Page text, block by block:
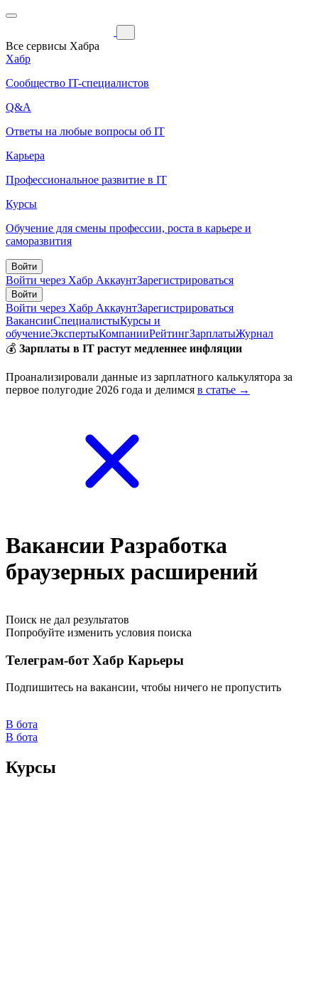
Все сервисы Хабра
Хабр
Сообщество IT-специалистов
Q&A
Ответы на любые вопросы об IT
Карьера
Профессиональное развитие в IT
Курсы
Обучение для смены профессии, роста в карьере и
саморазвития
Войти
Войти через Хабр АккаунтЗарегистрироваться
Войти
Войти через Хабр АккаунтЗарегистрироваться
ВакансииСпециалистыКурсы и
обучениеЭкспертыКомпанииРейтингЗарплатыЖурнал
💰 Зарплаты в IT растут медленнее инфляции
Проанализировали данные из зарплатного калькулятора за
первое полугодие 2026 года и делимся в статье →
Вакансии Разработка
браузерных расширений
Поиск не дал результатов
Попробуйте изменить условия поиска
Телеграм-бот Хабр Карьеры
Подпишитесь на вакансии, чтобы ничего не пропустить
В бота
В бота
Курсы